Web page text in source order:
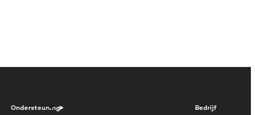
Ondersteuning
Bedrijf